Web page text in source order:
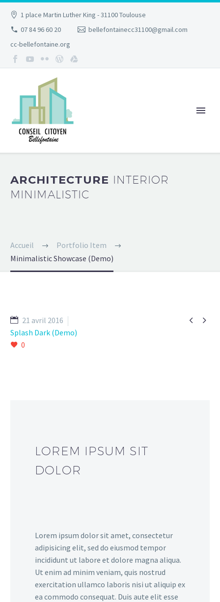
1 place Martin Luther King - 31100 Toulouse
07 84 96 60 20
bellefontainecc31100@gmail.com
cc-bellefontaine.org
ARCHITECTURE INTERIOR
MINIMALISTIC
Accueil
Portfolio Item
Minimalistic Showcase (Demo)
 
21 avril 2016
Splash Dark (Demo)
0
LOREM IPSUM SIT
DOLOR
Lorem ipsum dolor sit amet, consectetur
adipisicing elit, sed do eiusmod tempor
incididunt ut labore et dolore magna aliqua.
Ut enim ad minim veniam, quis nostrud
exercitation ullamco laboris nisi ut aliquip ex
ea commodo consequat. Duis aute elit esse